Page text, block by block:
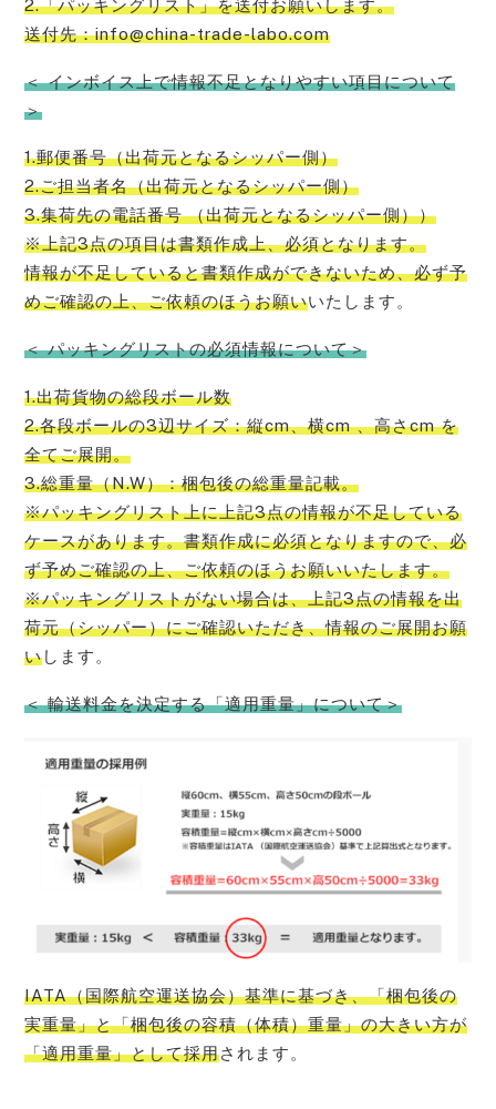
2.「パッキングリスト」を送付お願いします。
送付先：info@china-trade-labo.com
＜ インボイス上で情報不足となりやすい項目について
＞
1.郵便番号（出荷元となるシッパー側）
2.ご担当者名（出荷元となるシッパー側）
3.集荷先の電話番号 （出荷元となるシッパー側））
※上記3点の項目は書類作成上、必須となります。
情報が不足していると書類作成ができないため、必ず予
めご確認の上、ご依頼のほうお願いいたします。
＜ パッキングリストの必須情報について＞
1.出荷貨物の総段ボール数
2.各段ボールの3辺サイズ：縦cm、横cm 、高さcm を
全てご展開。
3.総重量（N.W）：梱包後の総重量記載。
※パッキングリスト上に上記3点の情報が不足している
ケースがあります。書類作成に必須となりますので、必
ず予めご確認の上、ご依頼のほうお願いいたします。
※パッキングリストがない場合は、上記3点の情報を出
荷元（シッパー）にご確認いただき、情報のご展開お願
いします。
＜ 輸送料金を決定する「適用重量」について＞
IATA（国際航空運送協会）基準に基づき、「梱包後の
実重量」と「梱包後の容積（体積）重量」の大きい方が
「適用重量」として採用されます。